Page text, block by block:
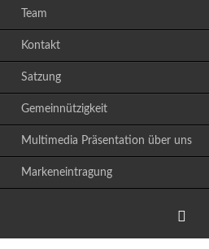
Team
Kontakt
Satzung
Gemeinnützigkeit
Multimedia Präsentation über uns
Markeneintragung